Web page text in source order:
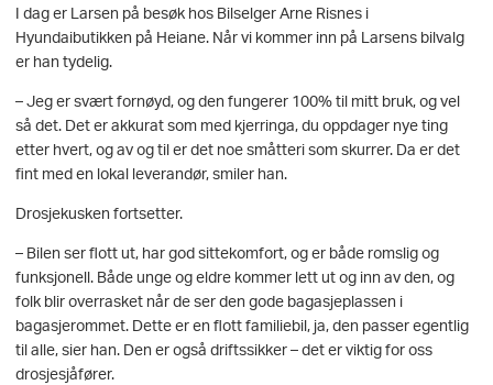
I dag er Larsen på besøk hos Bilselger Arne Risnes i
Hyundaibutikken på Heiane. Når vi kommer inn på Larsens bilvalg
er han tydelig.
– Jeg er svært fornøyd, og den fungerer 100% til mitt bruk, og vel
så det. Det er akkurat som med kjerringa, du oppdager nye ting
etter hvert, og av og til er det noe småtteri som skurrer. Da er det
fint med en lokal leverandør, smiler han.
Drosjekusken fortsetter.
– Bilen ser flott ut, har god sittekomfort, og er både romslig og
funksjonell. Både unge og eldre kommer lett ut og inn av den, og
folk blir overrasket når de ser den gode bagasjeplassen i
bagasjerommet. Dette er en flott familiebil, ja, den passer egentlig
til alle, sier han. Den er også driftssikker – det er viktig for oss
drosjesjåfører.